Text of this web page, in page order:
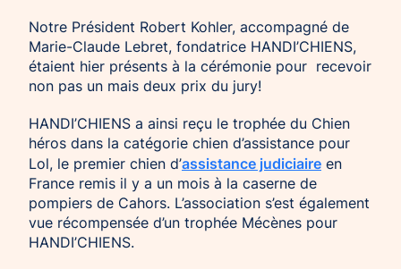
Notre Président Robert Kohler, accompagné de
Marie-Claude Lebret, fondatrice HANDI’CHIENS,
étaient hier présents à la cérémonie pour recevoir
non pas un mais deux prix du jury!
HANDI’CHIENS a ainsi reçu le trophée du Chien
héros dans la catégorie chien d’assistance pour
Lol, le premier chien d’assistance judiciaire en
France remis il y a un mois à la caserne de
pompiers de Cahors. L’association s’est également
vue récompensée d’un trophée Mécènes pour
HANDI’CHIENS.